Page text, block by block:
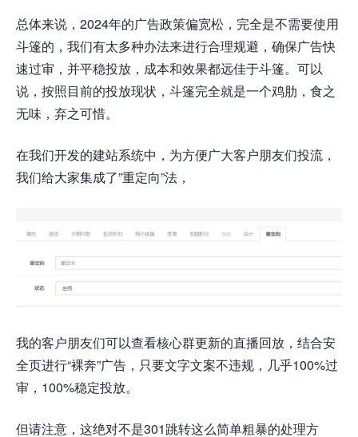
总体来说，2024年的广告政策偏宽松，完全是不需要使用
斗篷的，我们有太多种办法来进行合理规避，确保广告快
速过审，并平稳投放，成本和效果都远佳于斗篷。可以
说，按照目前的投放现状，斗篷完全就是一个鸡肋，食之
无味，弃之可惜。
在我们开发的建站系统中，为方便广大客户朋友们投流，
我们给大家集成了”重定向”法，
我的客户朋友们可以查看核心群更新的直播回放，结合安
全页进行“裸奔”广告，只要文字文案不违规，几乎100%过
审，100%稳定投放。
但请注意，这绝对不是301跳转这么简单粗暴的处理方